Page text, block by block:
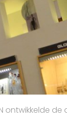
ontwikkelde